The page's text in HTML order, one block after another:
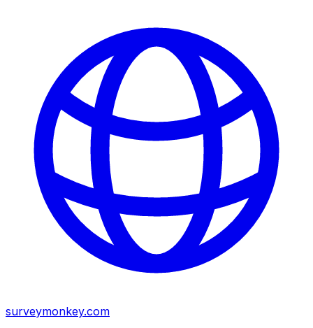
surveymonkey.com